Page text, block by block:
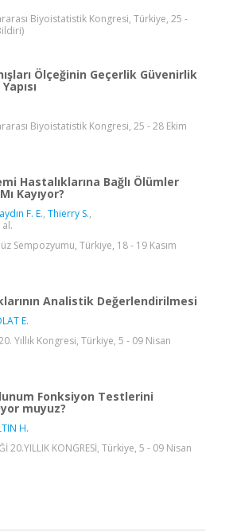
Biyoistatistik Kongresi, Türkiye, 25 -
Ölçeğinin Geçerlik Güvenirlik
Biyoistatistik Kongresi, 25 - 28 Ekim
Hastalıklarına Bağlı Ölümler
Kayıyor?
F. E., Thierry S.,
al.
Sempozyumu, Türkiye, 18 - 19 Kasım
Analistik Değerlendirilmesi
E.
Yıllık Kongresi, Türkiye, 5 - 09 Nisan
Fonksiyon Testlerini
muyuz?
H.
20.YILLIK KONGRESİ, Türkiye, 5 - 09 Nisan